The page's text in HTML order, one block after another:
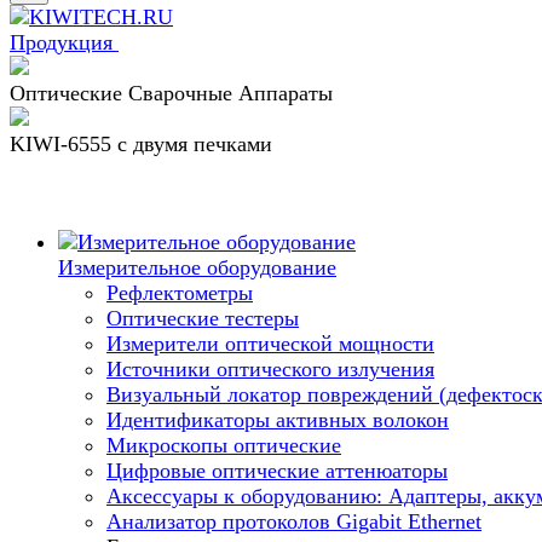
Продукция
Оптические Сварочные Аппараты
KIWI-6555 c двумя печками
Измерительное оборудование
Рефлектометры
Оптические тестеры
Измерители оптической мощности
Источники оптического излучения
Визуальный локатор повреждений
Идентификаторы активных волокон
Микроскопы оптические
Цифровые оптические аттенюаторы
Аксессуары к оборудованию: Адаптеры,
Анализатор протоколов Gigabit Ethernet